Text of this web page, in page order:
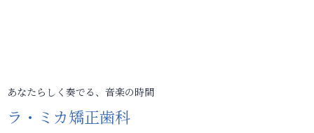
あなたらしく奏でる、音楽の時間
ラ・ミカ矯正歯科